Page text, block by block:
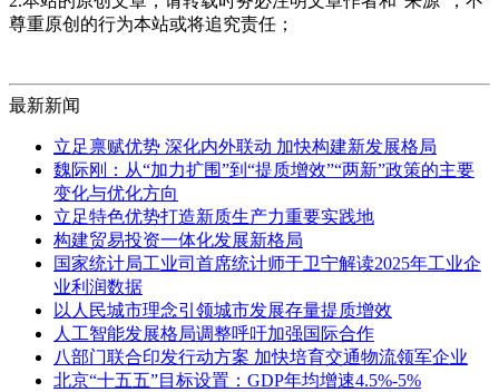
尊重原创的行为本站或将追究责任；
最新新闻
立足禀赋优势 深化内外联动 加快构建新发展格局
魏际刚：从“加力扩围”到“提质增效”“两新”政策的主要
变化与优化方向
立足特色优势打造新质生产力重要实践地
构建贸易投资一体化发展新格局
国家统计局工业司首席统计师于卫宁解读2025年工业企
业利润数据
以人民城市理念引领城市发展存量提质增效
人工智能发展格局调整呼吁加强国际合作
八部门联合印发行动方案 加快培育交通物流领军企业
北京“十五五”目标设置：GDP年均增速4.5%-5%